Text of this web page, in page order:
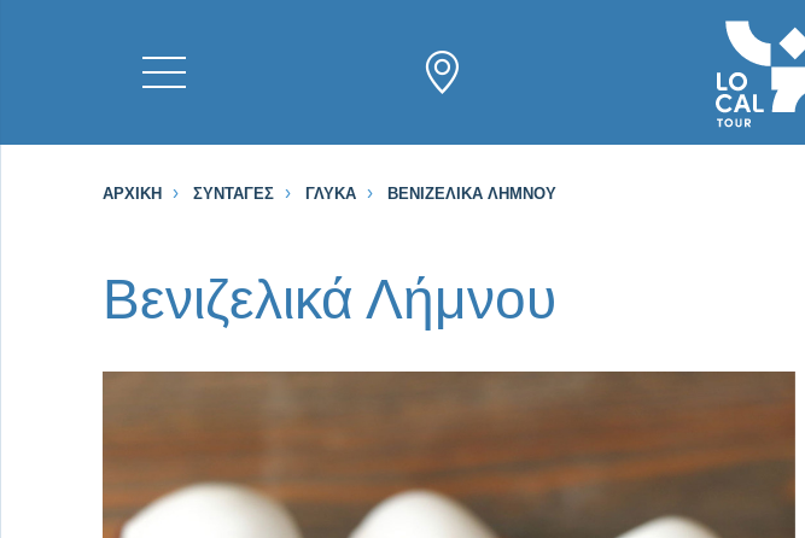
ΑΡΧΙΚΉ ΣΥΝΤΑΓΈΣ ΓΛΥΚΆ ΒΕΝΙΖΕΛΙΚΆ ΛΉΜΝΟΥ
Βενιζελικά Λήμνου